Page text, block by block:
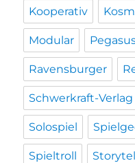
Kooperativ
Modular
Ravensburger
Schwerkraft-Verlag
Solospiel
Spieltroll